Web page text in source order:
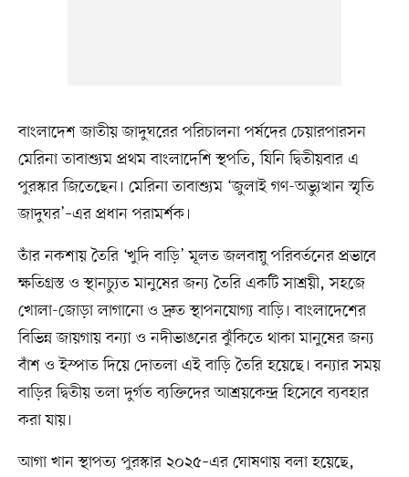
বাংলাদেশ জাতীয় জাদুঘরের পরিচালনা পর্ষদের চেয়ারপারসন
মেরিনা তাবাশ্যুম প্রথম বাংলাদেশি স্থপতি, যিনি দ্বিতীয়বার এ
পুরস্কার জিতেছেন। মেরিনা তাবাশ্যুম ‘জুলাই গণ-অভ্যুত্থান স্মৃতি
জাদুঘর’–এর প্রধান পরামর্শক।
তাঁর নকশায় তৈরি ‘খুদি বাড়ি’ মূলত জলবায়ু পরিবর্তনের প্রভাবে
ক্ষতিগ্রস্ত ও স্থানচ্যুত মানুষের জন্য তৈরি একটি সাশ্রয়ী, সহজে
খোলা-জোড়া লাগানো ও দ্রুত স্থাপনযোগ্য বাড়ি। বাংলাদেশের
বিভিন্ন জায়গায় বন্যা ও নদীভাঙনের ঝুঁকিতে থাকা মানুষের জন্য
বাঁশ ও ইস্পাত দিয়ে দোতলা এই বাড়ি তৈরি হয়েছে। বন্যার সময়
বাড়ির দ্বিতীয় তলা দুর্গত ব্যক্তিদের আশ্রয়কেন্দ্র হিসেবে ব্যবহার
করা যায়।
আগা খান স্থাপত্য পুরস্কার ২০২৫–এর ঘোষণায় বলা হয়েছে,